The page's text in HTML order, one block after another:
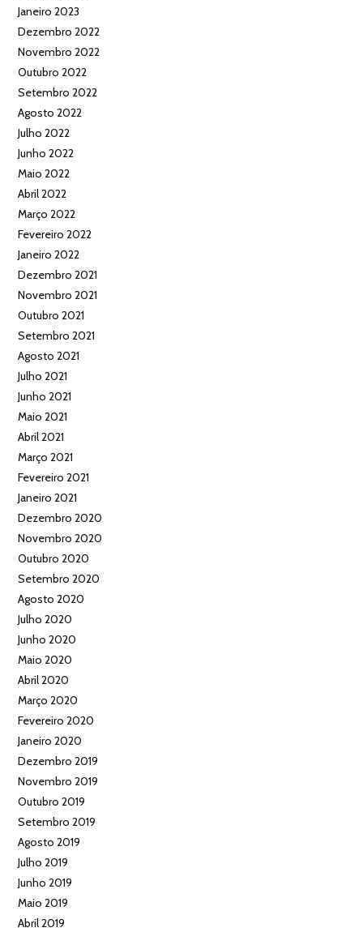
Janeiro 2023
Dezembro 2022
Novembro 2022
Outubro 2022
Setembro 2022
Agosto 2022
Julho 2022
Junho 2022
Maio 2022
Abril 2022
Março 2022
Fevereiro 2022
Janeiro 2022
Dezembro 2021
Novembro 2021
Outubro 2021
Setembro 2021
Agosto 2021
Julho 2021
Junho 2021
Maio 2021
Abril 2021
Março 2021
Fevereiro 2021
Janeiro 2021
Dezembro 2020
Novembro 2020
Outubro 2020
Setembro 2020
Agosto 2020
Julho 2020
Junho 2020
Maio 2020
Abril 2020
Março 2020
Fevereiro 2020
Janeiro 2020
Dezembro 2019
Novembro 2019
Outubro 2019
Setembro 2019
Agosto 2019
Julho 2019
Junho 2019
Maio 2019
Abril 2019